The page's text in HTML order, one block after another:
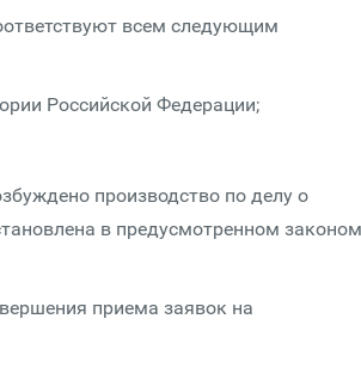
всем следующим
Российской Федерации;
производство по делу о
в предусмотренном законом
приема заявок на